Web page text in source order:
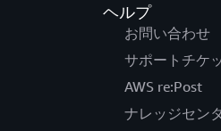
ヘルプ
お問い合わせ
サポートチケ
AWS re:Post
ナレッジセン